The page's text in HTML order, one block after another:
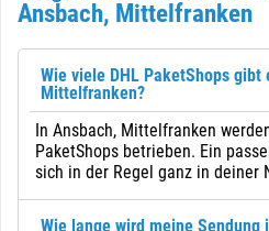
Ansbach, Mittelfranken
Wie viele DHL PaketShops gibt
Mittelfranken?
In Ansbach, Mittelfranken
PaketShops betrieben. Ein
sich in der Regel ganz in deiner
Wie lange wird meine Sendung